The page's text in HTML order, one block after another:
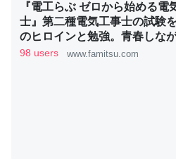
昆虫ってカルシウム少ないのか
コオロギのカルシウム分はエビ
─ニュース :: 【研究発表】昆虫学の大
論文では「淡水はカルシウムも
『電工らぶ ゼロから始める電
士』第二種電気工事士の試験
のヒロインと勉強。青春しな
ら“過去問1000問”や“本番形式
98 users www.famitsu.com